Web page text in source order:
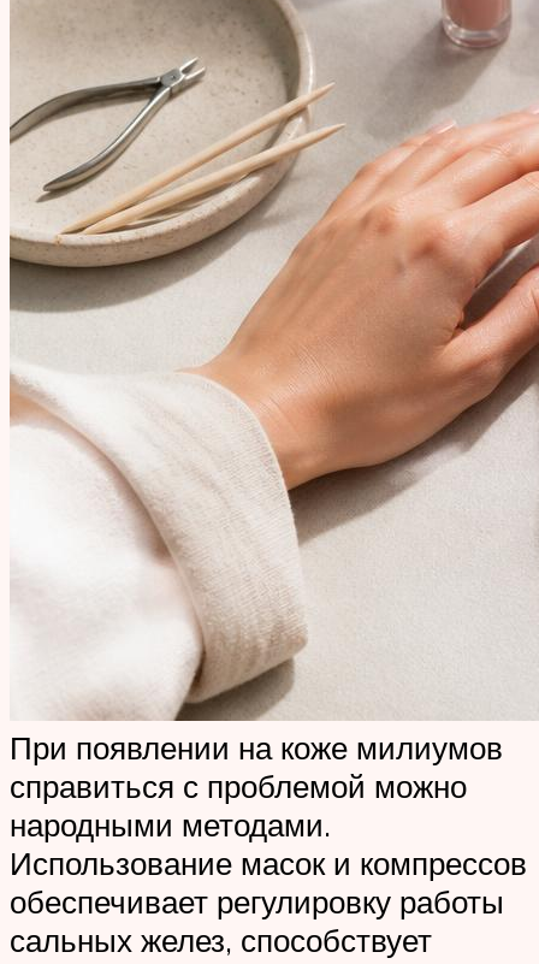
При появлении на коже милиумов
справиться с проблемой можно
народными методами.
Использование масок и компрессов
обеспечивает регулировку работы
сальных желез, способствует